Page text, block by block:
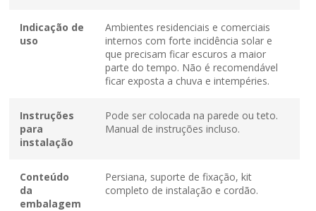
Indicação de
uso
Ambientes residenciais e comerciais
internos com forte incidência solar e
que precisam ficar escuros a maior
parte do tempo. Não é recomendável
ficar exposta a chuva e intempéries.
Instruções
para
instalação
Pode ser colocada na parede ou teto.
Manual de instruções incluso.
Conteúdo
da
embalagem
Persiana, suporte de fixação, kit
completo de instalação e cordão.